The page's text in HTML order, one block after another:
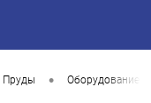
Пруды • Оборудование